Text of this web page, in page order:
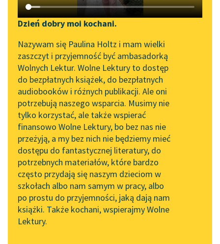
Katalog DAISY
Podkasty o książkach
Zgłoś brak utworu
Aktualności
Zapraszamy na spotkanie
online z tłumaczkami
literatury skandynawskiej
Spotkanie z Katarzyną
Tunkiel w Oslo
Wolne Lektury na 32.
Pol’and’Rock Festivalu
„Kochanek Lady
Chatterley” do słuchania
na Wolnych Lekturach
Nowy audiobook –
„Marzenie o Oriencie”
Narzędzia
Mapa Wolnych Lektur
Leśmianator
Przewodnik dla piszących i
czytających
API
OAI-PMH
Widget Wolnych Lektur
Przypisy
Dzień dobry moi kochani.
Nazywam się Paulina Holtz i mam wielki
zaszczyt i przyjemność być ambasadorką
Wolnych Lektur. Wolne Lektury to dostęp
do bezpłatnych książek, do bezpłatnych
audiobooków i różnych publikacji. Ale oni
potrzebują naszego wsparcia. Musimy nie
tylko korzystać, ale także wspierać
finansowo Wolne Lektury, bo bez nas nie
przeżyją, a my bez nich nie będziemy mieć
dostępu do fantastycznej literatury, do
potrzebnych materiałów, które bardzo
często przydają się naszym dzieciom w
szkołach albo nam samym w pracy, albo
po prostu do przyjemności, jaką dają nam
książki. Także kochani, wspierajmy Wolne
Lektury.
Jaś Kapela
Ledwie mężczyzna
usiądzie,
a od razu sobie
przypomina,
ile jeszcze jest
niezrobione.
Patriarchat nieobalony,
katastrofa...
Czytaj więcej